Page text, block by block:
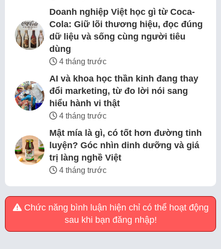
Doanh nghiệp Việt học gì từ Coca-
Cola: Giữ lõi thương hiệu, đọc đúng
dữ liệu và sống cùng người tiêu
dùng
4 tháng trước
AI và khoa học thần kinh đang thay
đổi marketing, từ đo lời nói sang
hiểu hành vi thật
4 tháng trước
Mật mía là gì, có tốt hơn đường tinh
luyện? Góc nhìn dinh dưỡng và giá
trị làng nghề Việt
4 tháng trước
Chức năng bình luận hiện chỉ có thể hoạt động
sau khi bạn đăng nhập!